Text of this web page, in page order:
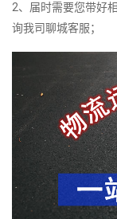
2、届时需要您带好
询我司聊城客服；